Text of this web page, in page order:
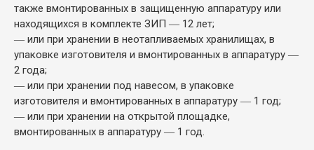
также вмонтированных в защищенную аппаратуру или
находящихся в комплекте ЗИП ― 12 лет;
― или при хранении в неотапливаемых хранилищах, в
упаковке изготовителя и вмонтированных в аппаратуру ―
2 года;
― или при хранении под навесом, в упаковке
изготовителя и вмонтированных в аппаратуру ― 1 год;
― или при хранении на открытой площадке,
вмонтированных в аппаратуру ― 1 год.